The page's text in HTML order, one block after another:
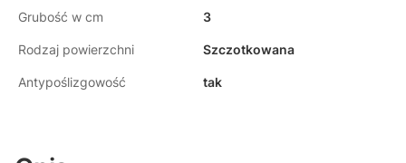
Grubość w cm 3
Rodzaj powierzchni Szczotkowana
Antypoślizgowość tak